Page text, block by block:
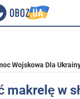
Wojskowa Dla
w